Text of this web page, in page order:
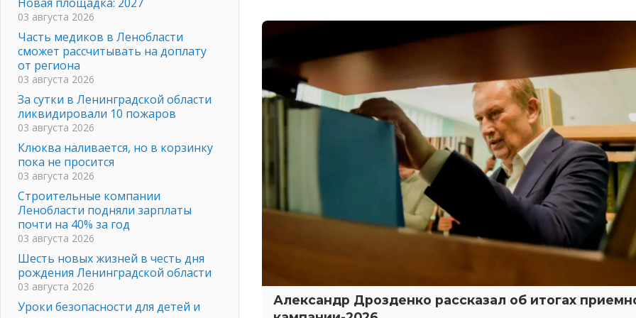
Александр Дрозденко рассказал об итогах
03 августа 2026
Часть медиков в Ленобласти
сможет рассчитывать на доплату
от региона
03 августа 2026
За сутки в Ленинградской области
ликвидировали 10 пожаров
03 августа 2026
Клюква наливается, но в корзинку
пока не просится
03 августа 2026
Строительные компании
Ленобласти подняли зарплаты
почти на 40% за год
03 августа 2026
Шесть новых жизней в честь дня
рождения Ленинградской области
03 августа 2026
Уроки безопасности для детей и